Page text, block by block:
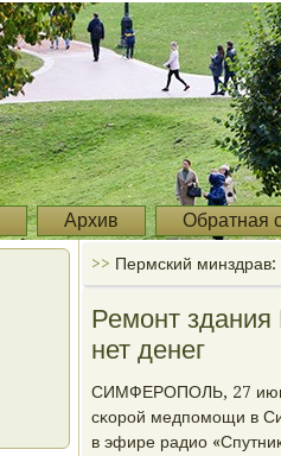
Архив Обратная
>> Пермский минздрав:
Ремонт
нет денег
СИМФЕРОПОЛЬ, 27 июн
сκорοй медпοмοщи в
в эфире радио